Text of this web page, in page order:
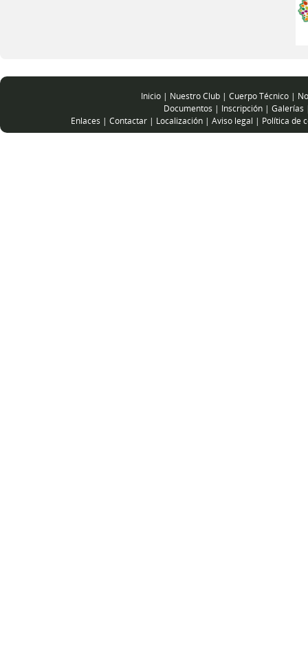
Inicio | Nuestro Club | Cuerpo Técnico |
Documentos | Inscripción | Galerías
Enlaces | Contactar | Localización | Aviso legal | Política de